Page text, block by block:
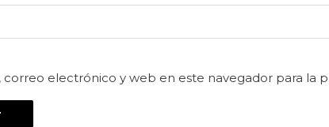
electrónico y web en este navegador para la